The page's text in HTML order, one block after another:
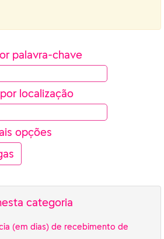
palavra-chave
localização
opções
categoria
(em dias) de recebimento de